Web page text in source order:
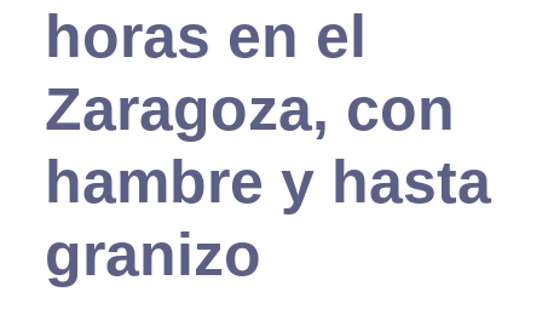
horas en el
Zaragoza, con
hambre y hasta
granizo